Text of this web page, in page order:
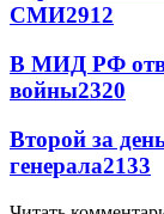
СМИ2912
В МИД РФ
войны2320
Второй за
генерала2133